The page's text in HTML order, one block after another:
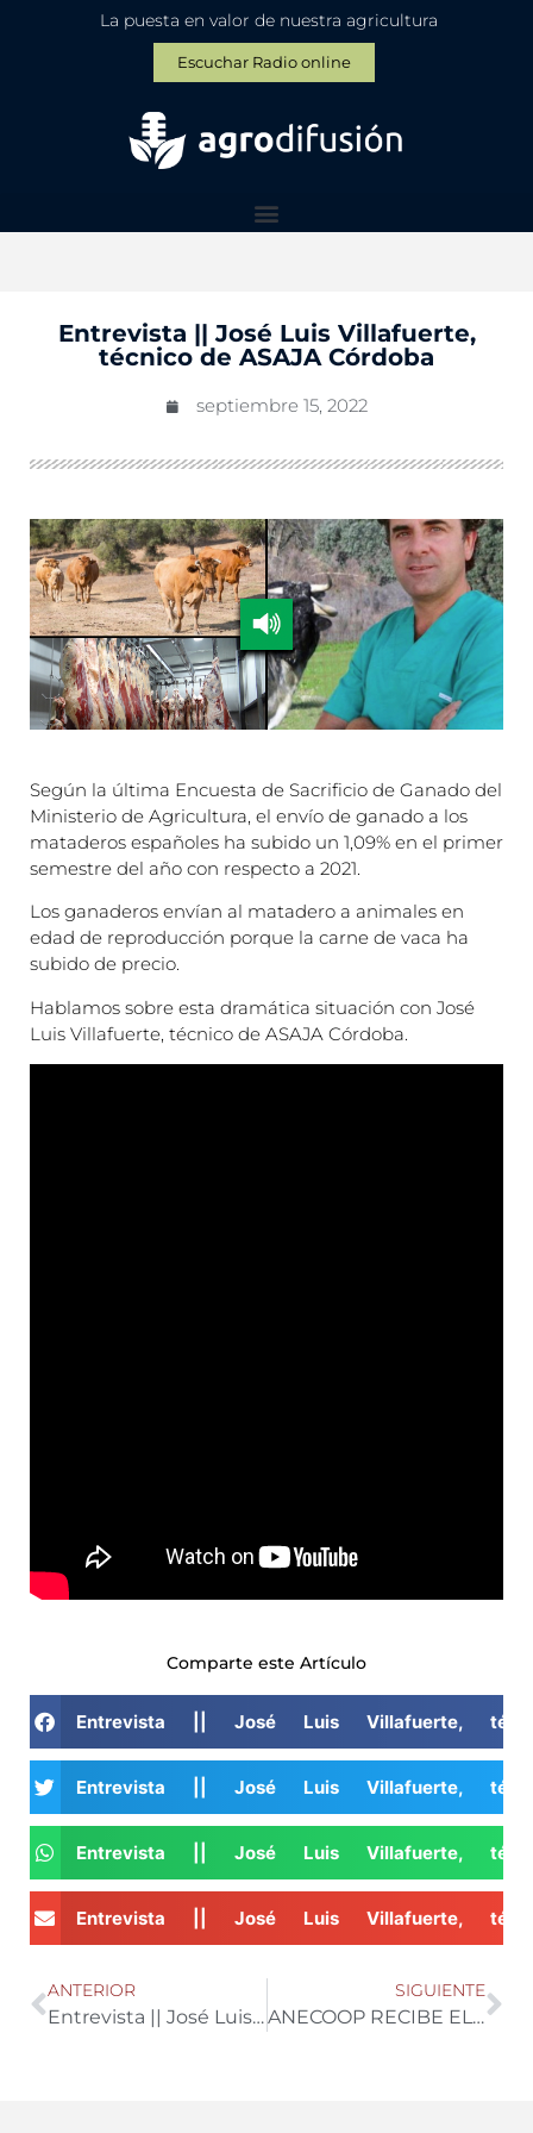
La puesta en valor de nuestra agricultura
Escuchar Radio online
Entrevista || José Luis Villafuerte,
técnico de ASAJA Córdoba
septiembre 15, 2022
Según la última Encuesta de Sacrificio de Ganado del
Ministerio de Agricultura, el envío de ganado a los
mataderos españoles ha subido un 1,09% en el primer
semestre del año con respecto a 2021.
Los ganaderos envían al matadero a animales en
edad de reproducción porque la carne de vaca ha
subido de precio.
Hablamos sobre esta dramática situación con José
Luis Villafuerte, técnico de ASAJA Córdoba.
Comparte este Artículo
Entrevista || José Luis Villafuerte,
Entrevista || José Luis Villafuerte,
Entrevista || José Luis Villafuerte,
Entrevista || José Luis Villafuerte,
ANTERIOR
Entrevista || José Luis Esteban, presidente de la Llotja de Cereals de Barcelona
SIGUIENTE
ANECOOP RECIBE EL PREMIO A LA EXCELENCIA EN MARKETING DE MANOS DE AEMARK